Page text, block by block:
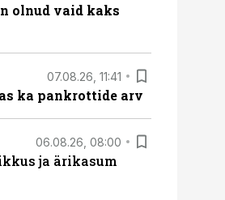
olnud vaid kaks
07.08.26, 11:41
ka pankrottide arv
06.08.26, 08:00
ja ärikasum